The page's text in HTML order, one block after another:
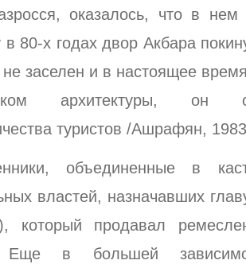
оказалось, что в
в 80-х годах двор Акбара
не заселен и в настоящее
архитектуры, он
туристов /Ашрафян,
объединенные в
властей, назначавших
который продавал
Еще в большей